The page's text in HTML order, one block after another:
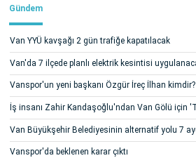
Gündem
Van YYÜ kavşağı 2 gün trafiğe kapatılacak
Van'da 7 ilçede planlı elektrik kesintisi
Vanspor'un yeni başkanı Özgür İreç İlhan kimdir?
İş insanı Zahir Kandaşoğlu'ndan Van Gölü için
Van Büyükşehir Belediyesinin alternatif yolu 7
Vanspor'da beklenen karar çıktı